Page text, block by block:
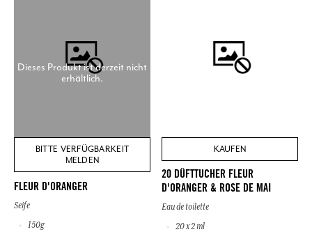
Dieses Produkt ist derzeit nicht
erhältlich.
BITTE VERFÜGBARKEIT
MELDEN
FLEUR D'ORANGER
Seife
150g
KAUFEN
20 DÜFTTUCHER FLEUR
D'ORANGER & ROSE DE MAI
Eau de toilette
20 x 2 ml